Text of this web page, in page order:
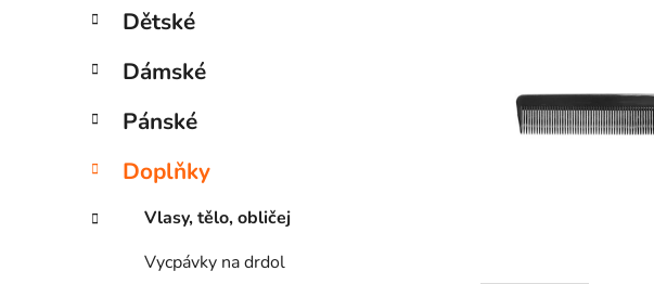
s
r
n
n
í
p
e
o
i
Dětské
Dámské
Pánské
Doplňky
Vlasy, tělo, obličej
Vycpávky na drdol